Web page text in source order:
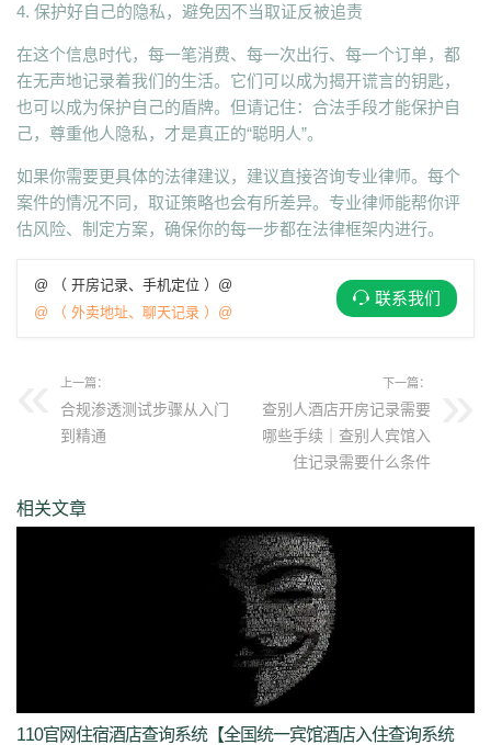
4. 保护好自己的隐私，避免因不当取证反被追责
在这个信息时代，每一笔消费、每一次出行、每一个订单，都
在无声地记录着我们的生活。它们可以成为揭开谎言的钥匙，
也可以成为保护自己的盾牌。但请记住：合法手段才能保护自
己，尊重他人隐私，才是真正的“聪明人”。
如果你需要更具体的法律建议，建议直接咨询专业律师。每个
案件的情况不同，取证策略也会有所差异。专业律师能帮你评
估风险、制定方案，确保你的每一步都在法律框架内进行。
@ （ 开房记录、手机定位 ）@
@ （ 外卖地址、聊天记录 ）@
联系我们
上一篇：
合规渗透测试步骤从入门
到精通
下一篇：
查别人酒店开房记录需要
哪些手续｜查别人宾馆入
住记录需要什么条件
相关文章
110官网住宿酒店查询系统【全国统一宾馆酒店入住查询系统